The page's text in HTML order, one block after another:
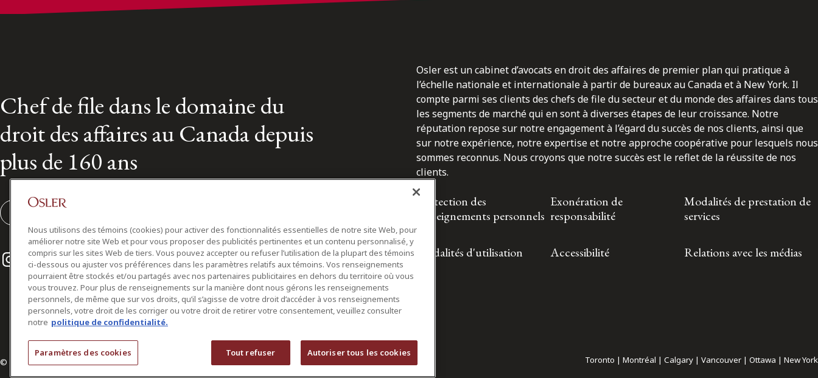
Chef de file dans le domaine du
droit des affaires au Canada depuis
plus de 160 ans
Instagram
Twitter
LinkedIn
Osler est un cabinet d’avocats en droit des affaires de premier plan qui pratique à
l’échelle nationale et internationale à partir de bureaux au Canada et à New York. Il
compte parmi ses clients des chefs de file du secteur et du monde des affaires dans tous
les segments de marché qui en sont à diverses étapes de leur croissance. Notre
réputation repose sur notre engagement à l’égard du succès de nos clients, ainsi que
sur notre expérience, notre expertise et notre approche coopérative pour lesquels nous
sommes reconnus. Nous croyons que notre succès est le reflet de la réussite de nos
clients.
Protection des
renseignements personnels
Exonération de
responsabilité
Modalités de prestation de
services
Modalités d'utilisation Accessibilité Relations avec les médias
© 2026 Osler, Hoskin & Harcourt S.E.N.C.R.L./s.r.l. Tous droits réservés Toronto | Montréal | Calgary | Vancouver | Ottawa | New York
Nous utilisons des témoins (cookies) pour activer des fonctionnalités essentielles de notre site Web, pour
améliorer notre site Web et pour vous proposer des publicités pertinentes et un contenu personnalisé, y
compris sur les sites Web de tiers. Vous pouvez accepter ou refuser l’utilisation de la plupart des témoins
ci-dessous ou ajuster vos préférences dans les paramètres relatifs aux témoins. Vos renseignements
pourraient être stockés et/ou partagés avec nos partenaires publicitaires en dehors du territoire où vous
vous trouvez. Pour plus de renseignements sur la manière dont nous gérons les renseignements
personnels, de même que sur vos droits, qu’il s’agisse de votre droit d’accéder à vos renseignements
personnels, votre droit de les corriger ou votre droit de retirer votre consentement, veuillez consulter
notre politique de confidentialité.
Tout refuser Autoriser tous les cookies
Paramètres des cookies